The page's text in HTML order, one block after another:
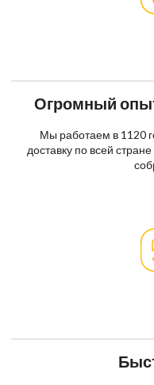
Огромный
Мы работаем в 1120
доставку по всей